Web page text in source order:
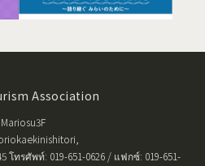
Association
Mariosu3F
โทรศัพท์: 019-651-0626 / แฟกซ์: 019-651-